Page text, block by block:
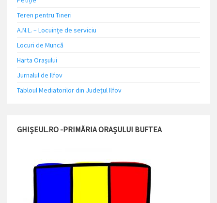
Teren pentru Tineri
A.N.L. – Locuinţe de serviciu
Locuri de Muncă
Harta Orașului
Jurnalul de Ilfov
Tabloul Mediatorilor din Județul Ilfov
GHIȘEUL.RO -PRIMĂRIA ORAȘULUI BUFTEA